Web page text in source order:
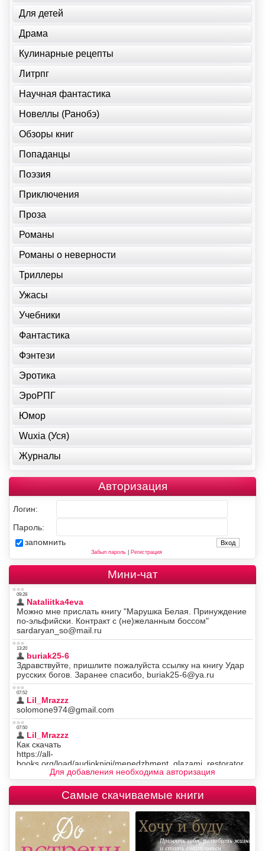
Для детей
Драма
Кулинарные рецепты
Литрпг
Научная фантастика
Новеллы (Ранобэ)
Обзоры книг
Попаданцы
Поэзия
Приключения
Проза
Романы
Романы о неверности
Триллеры
Ужасы
Учебники
Фантастика
Фэнтези
Эротика
ЭроРПГ
Юмор
Wuxia (Уся)
Журналы
Авторизация
Логин:
Пароль:
запомнить
Забыл пароль| Регистрация
Мини-чат
Для добавления необходима авторизация
Самые скачиваемые книги